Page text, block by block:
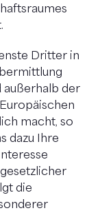
Dritter in
außerhalb der
macht, so
dazu Ihre
die